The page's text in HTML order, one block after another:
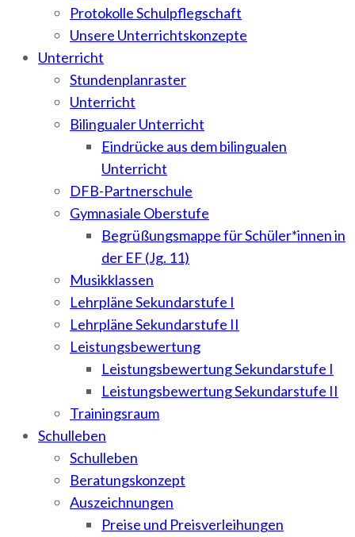
Protokolle Schulpflegschaft
Unsere Unterrichtskonzepte
Unterricht
Stundenplanraster
Unterricht
Bilingualer Unterricht
Eindrücke aus dem bilingualen
Unterricht
DFB-Partnerschule
Gymnasiale Oberstufe
Begrüßungsmappe für Schüler*innen in
der EF (Jg. 11)
Musikklassen
Lehrpläne Sekundarstufe I
Lehrpläne Sekundarstufe II
Leistungsbewertung
Leistungsbewertung Sekundarstufe I
Leistungsbewertung Sekundarstufe II
Trainingsraum
Schulleben
Schulleben
Beratungskonzept
Auszeichnungen
Preise und Preisverleihungen